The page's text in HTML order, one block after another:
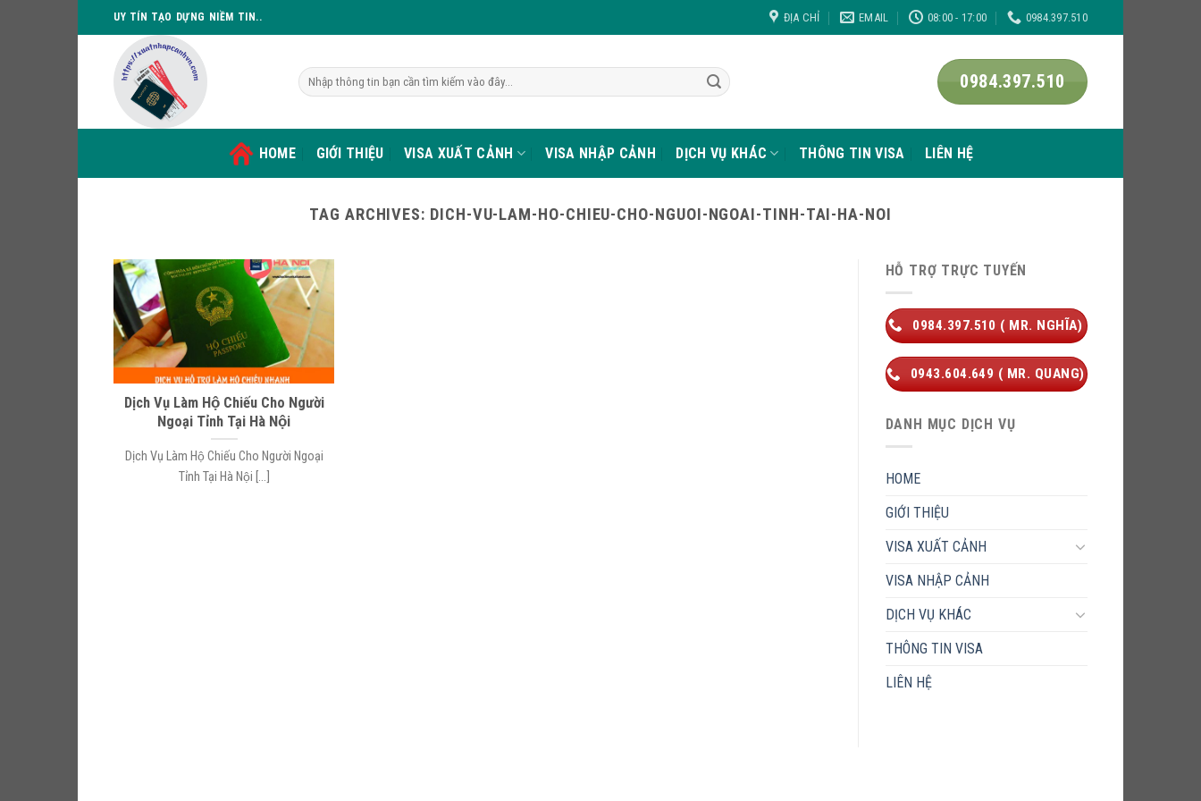
to
UY TÍN TẠO DỰNG NIỀM TIN.. ĐỊA CHỈ EMAIL 08:00 - 17:00 0984.397.510
0984.397.510
HOME GIỚI THIỆU VISA XUẤT CẢNH VISA NHẬP CẢNH DỊCH VỤ KHÁC THÔNG TIN VISA LIÊN HỆ
TAG ARCHIVES: DICH-VU-LAM-HO-CHIEU-CHO-NGUOI-NGOAI-TINH-TAI-HA-NOI
Dịch Vụ Làm Hộ Chiếu Cho Người
Ngoại Tỉnh Tại Hà Nội
Dịch Vụ Làm Hộ Chiếu Cho Người Ngoại
Tỉnh Tại Hà Nội [...]
HỖ TRỢ TRỰC TUYẾN
0984.397.510 ( MR. NGHĨA)
0943.604.649 ( MR. QUANG)
DANH MỤC DỊCH VỤ
HOME
GIỚI THIỆU
VISA XUẤT CẢNH
VISA NHẬP CẢNH
DỊCH VỤ KHÁC
THÔNG TIN VISA
LIÊN HỆ